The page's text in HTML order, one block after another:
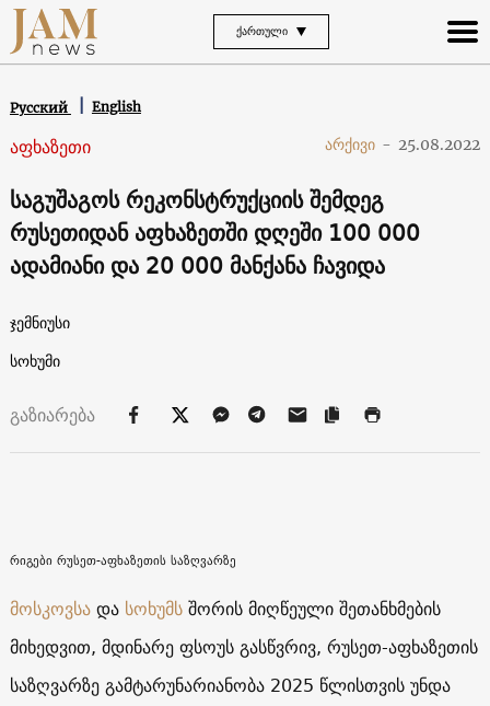
ᲥᲐᲠᲗᲣᲚᲘ
Русский English
აფხაზეთი არქივი - 25.08.2022
საგუშაგოს რეკონსტრუქციის შემდეგ
რუსეთიდან აფხაზეთში დღეში 100 000
ადამიანი და 20 000 მანქანა ჩავიდა
ჯემნიუსი
სოხუმი
გაზიარება
რიგები რუსეთ-აფხაზეთის საზღვარზე
მოსკოვსადა სოხუმსშორის მიღწეული შეთანხმების
მიხედვით, მდინარე ფსოუს გასწვრივ, რუსეთ-აფხაზეთის
საზღვარზე გამტარუნარიანობა 2025 წლისთვის უნდა